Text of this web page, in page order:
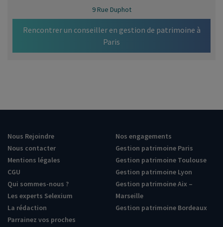
9 Rue Duphot
Rencontrer un conseiller en gestion de patrimoine à
Paris
Nous Rejoindre
Nous contacter
Mentions légales
CGU
Qui sommes-nous ?
Les experts Selexium
La rédaction
Parrainez vos proches
Nos engagements
Gestion patrimoine Paris
Gestion patrimoine Toulouse
Gestion patrimoine Lyon
Gestion patrimoine Aix –
Marseille
Gestion patrimoine Bordeaux